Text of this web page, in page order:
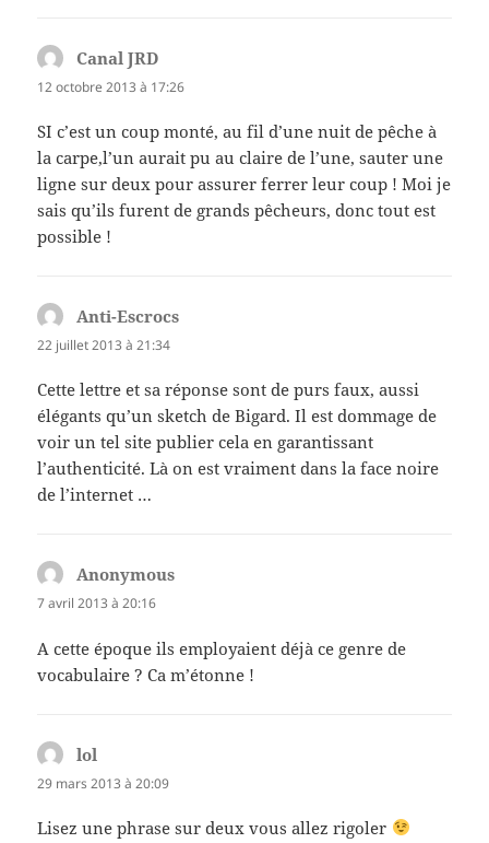
Canal JRD
12 octobre 2013 à 17:26
SI c’est un coup monté, au fil d’une nuit de pêche à
la carpe,l’un aurait pu au claire de l’une, sauter une
ligne sur deux pour assurer ferrer leur coup ! Moi je
sais qu’ils furent de grands pêcheurs, donc tout est
possible !
Anti-Escrocs
22 juillet 2013 à 21:34
Cette lettre et sa réponse sont de purs faux, aussi
élégants qu’un sketch de Bigard. Il est dommage de
voir un tel site publier cela en garantissant
l’authenticité. Là on est vraiment dans la face noire
de l’internet …
Anonymous
7 avril 2013 à 20:16
A cette époque ils employaient déjà ce genre de
vocabulaire ? Ca m’étonne !
lol
29 mars 2013 à 20:09
Lisez une phrase sur deux vous allez rigoler